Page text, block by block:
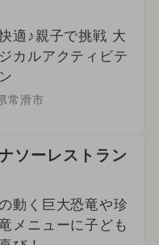
適♪親子で挑戦 大
カルアクティビテ
常滑市
ソーレストラン
動く巨大恐竜や珍
メニューに子ども